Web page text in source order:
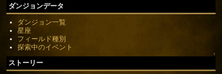
ダンジョンデータ
ダンジョン一覧
星座
フィールド種別
探索中のイベント
↑
ストーリー